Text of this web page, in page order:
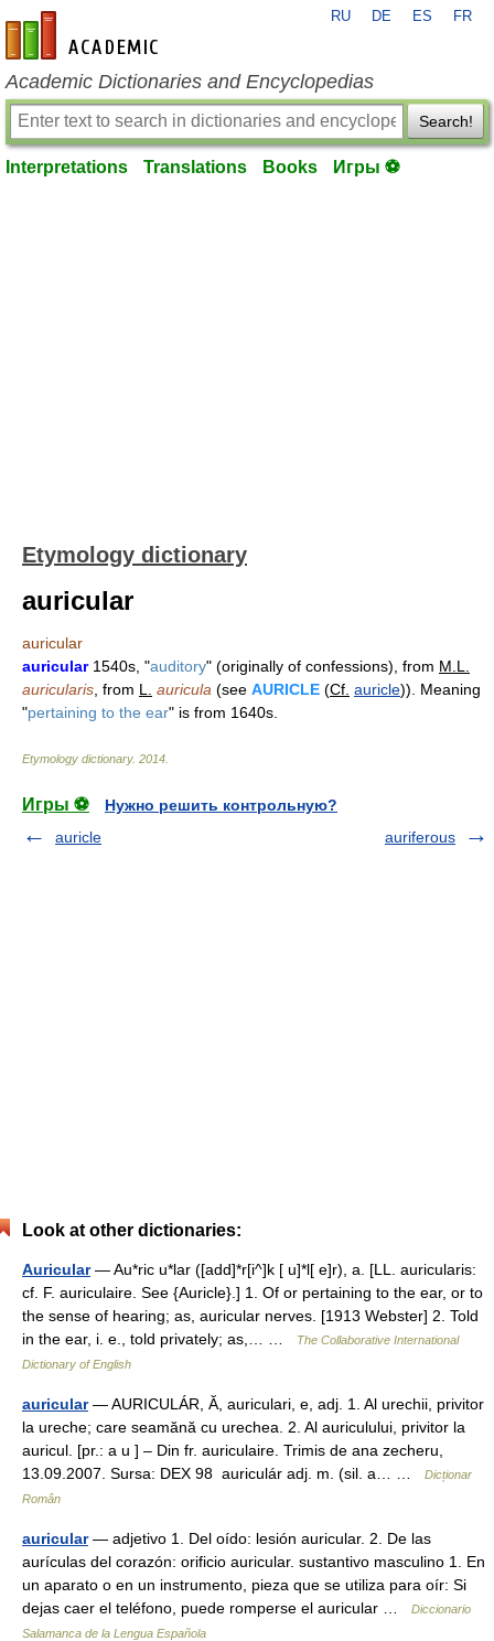
en-academic.com
RU DE ES FR
Academic Dictionaries and Encyclopedias
Search!
Interpretations Translations Books Игры ⚽
Etymology dictionary
auricular
auricular
auricular1540s, "auditory" (originally of confessions), from M.L.
auricularis , from L. auricula (see AURICLE (Cf. auricle)). Meaning
"pertaining to the ear" is from 1640s.
Etymology dictionary. 2014
Игры ⚽
Нужно решить контрольную?
auricle
auriferous
Look at other dictionaries:
Auricular— Au*ric u*lar ([add]*r[i^]k [ u]*l[ e]r), a. [LL. auricularis:
cf. F. auriculaire. See {Auricle}.] 1. Of or pertaining to the ear, or to
the sense of hearing; as, auricular nerves. [1913 Webster] 2. Told
in the ear, i. e., told privately; as,… …
The Collaborative International
Dictionary of English
auricular— AURICULÁR, Ă, auriculari, e, adj. 1. Al urechii, privitor
la ureche; care seamănă cu urechea. 2. Al auriculului, privitor la
auricul. [pr.: a u ] – Din fr. auriculaire. Trimis de ana zecheru,
13.09.2007. Sursa: DEX 98 auriculár adj. m. (sil. a… …
Dicționar
Român
auricular— adjetivo 1. Del oído: lesión auricular. 2. De las
aurículas del corazón: orificio auricular. sustantivo masculino 1. En
un aparato o en un instrumento, pieza que se utiliza para oír: Si
dejas caer el teléfono, puede romperse el auricular …
Diccionario
Salamanca de la Lengua Española